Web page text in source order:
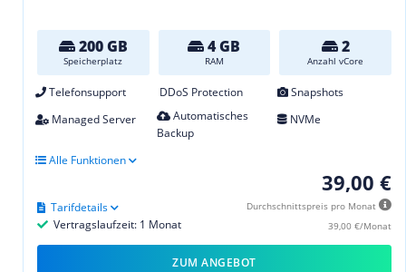
200 GB
Speicherplatz
4 GB
RAM
2
Anzahl vCore
Telefonsupport DDoS Protection
Snapshots
Managed Server
Automatisches
Backup
NVMe
Alle Funktionen
39,00 €
Durchschnittspreis pro Monat
39,00 €/Monat
Vertragslaufzeit: 1 Monat
Tarifdetails
ZUM ANGEBOT